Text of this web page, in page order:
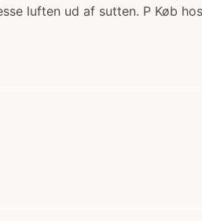
luften ud af sutten. P Køb